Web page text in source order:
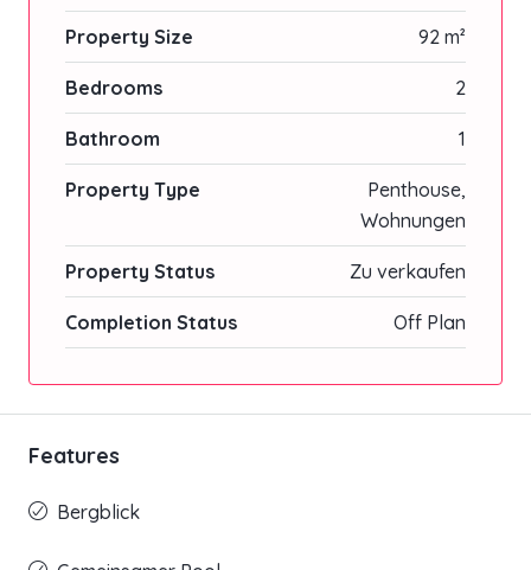
Property Size 92 m²
Bedrooms 2
Bathroom 1
Property Type
Penthouse,
Wohnungen
Property Status Zu verkaufen
Completion Status Off Plan
Features
Bergblick